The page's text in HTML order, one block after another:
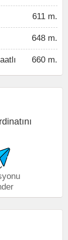
611 m.
648 m.
660 m.